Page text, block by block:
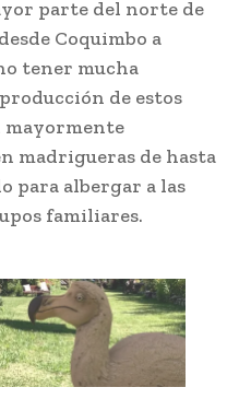
parte del norte de
Coquimbo a
tener mucha
de estos
mayormente
madrigueras de hasta
para albergar a las
familiares.